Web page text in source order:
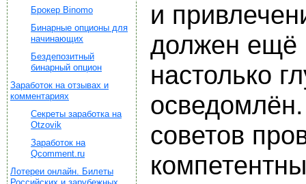
Брокер Binomo
Бинарные опционы для
начинающих
Бездепозитный
бинарный опцион
Заработок на отзывах и
комментариях
Секреты заработка на
Otzovik
Заработок на
Qcomment.ru
Лотереи онлайн. Билеты
и
должен ещё
настолько
советов